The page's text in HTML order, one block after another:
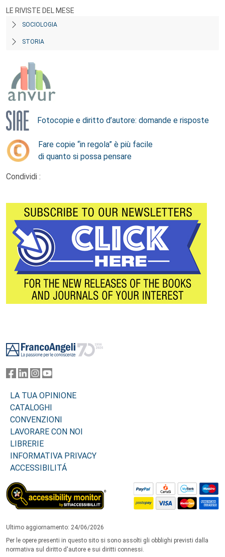
LE RIVISTE DEL MESE
SOCIOLOGIA
STORIA
Fotocopie e diritto d’autore: domande e risposte
Fare copie “in regola” è più facile
di quanto si possa pensare
Condividi :
LA TUA OPINIONE
CATALOGHI
CONVENZIONI
LAVORARE CON NOI
LIBRERIE
INFORMATIVA PRIVACY
ACCESSIBILITÁ
Ultimo aggiornamento: 24/06/2026
Per le opere presenti in questo sito si sono assolti gli obblighi previsti dalla
normativa sul diritto d'autore e sui diritti connessi.